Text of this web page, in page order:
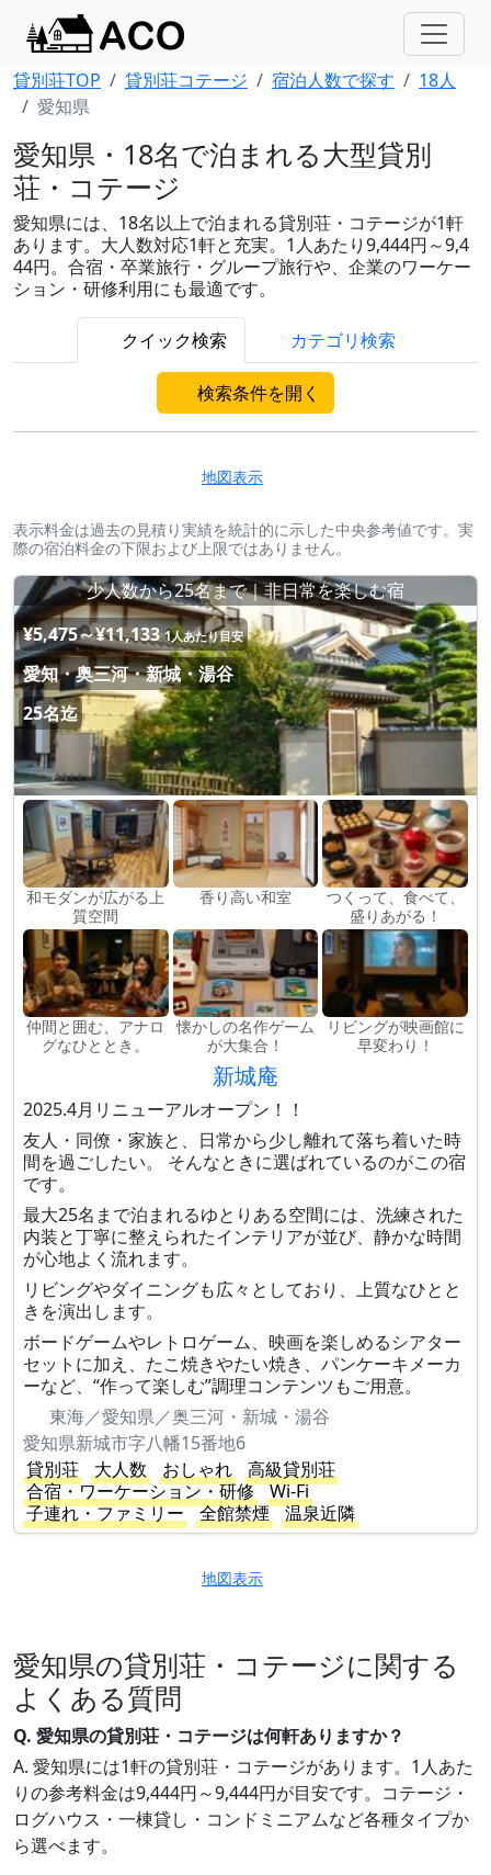
貸別荘TOP 貸別荘コテージ 宿泊人数で探す
18人
愛知県
愛知県・18名で泊まれる大型貸別
荘・コテージ
愛知県には、18名以上で泊まれる貸別荘・コテージが1軒
あります。大人数対応1軒と充実。1人あたり9,444円～9,4
44円。合宿・卒業旅行・グループ旅行や、企業のワーケー
ション・研修利用にも最適です。
クイック検索 カテゴリ検索
検索条件を開く
地図表示
表示料金は過去の見積り実績を統計的に示した中央参考値です。実
際の宿泊料金の下限および上限ではありません。
少人数から25名まで｜非日常を楽しむ宿
¥5,475～¥11,133 1人あたり目安
愛知・奥三河・新城・湯谷
25名迄
和モダンが広がる上
質空間
香り高い和室
つくって、食べて、
盛りあがる！
仲間と囲む、アナロ
グなひととき。
懐かしの名作ゲーム
が大集合！
リビングが映画館に
早変わり！
新城庵
2025.4月リニューアルオープン！！
友人・同僚・家族と、日常から少し離れて落ち着いた時
間を過ごしたい。 そんなときに選ばれているのがこの宿
です。
最大25名まで泊まれるゆとりある空間には、洗練された
内装と丁寧に整えられたインテリアが並び、静かな時間
が心地よく流れます。
リビングやダイニングも広々としており、上質なひとと
きを演出します。
ボードゲームやレトロゲーム、映画を楽しめるシアター
セットに加え、たこ焼きやたい焼き、パンケーキメーカ
ーなど、“作って楽しむ”調理コンテンツもご用意。
東海／愛知県／奥三河・新城・湯谷
愛知県新城市字八幡15番地6
貸別荘
大人数 おしゃれ
高級貸別荘
合宿・ワーケーション・研修
Wi-Fi
子連れ・ファミリー
全館禁煙 温泉近隣
地図表示
愛知県の貸別荘・コテージに関する
よくある質問
Q. 愛知県の貸別荘・コテージは何軒ありますか？
A. 愛知県には1軒の貸別荘・コテージがあります。1人あた
りの参考料金は9,444円～9,444円が目安です。コテージ・
ログハウス・一棟貸し・コンドミニアムなど各種タイプか
ら選べます。